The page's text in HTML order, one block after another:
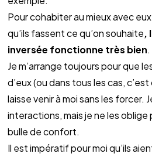
Pour cohabiter au mieux avec
qu’ils fassent ce qu’on souhaite,
inversée fonctionne très bien.
Je m’arrange toujours pour que
d’eux (ou dans tous les cas, c’est
laisse venir à moi sans les forcer.
interactions, mais je ne les oblige
bulle de confort.
Il est impératif pour moi qu’ils